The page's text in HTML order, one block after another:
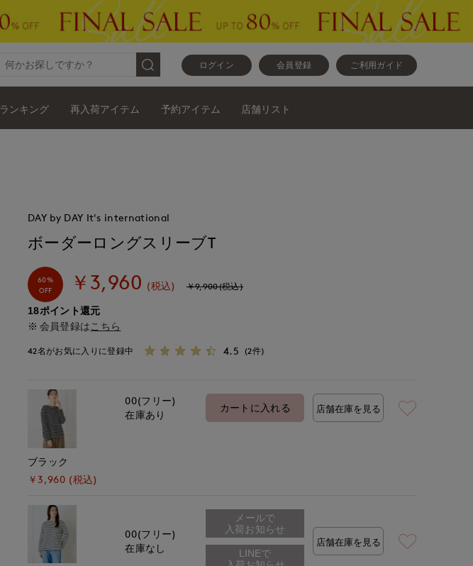
ログイン 会員登録 ご利用ガイド
ランキング 再入荷アイテム 予約アイテム 店舗リスト
DAY by DAY It's international
ボーダーロングスリーブT
60%
OFF
￥3,960 (税込) ￥9,900(税込)
18ポイント還元
会員登録は こちら
42名がお気に入りに登録中 4.5 (2件)
ブラック
￥3,960 (税込)
00(フリー)
在庫あり
カートに入れる 店舗在庫を見る
00(フリー)
在庫なし
メールで
入荷お知らせ
店舗在庫を見る